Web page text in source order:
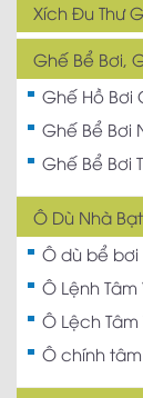
Xích Đu Thư
Ghế Bể Bơi,
Ghế Hồ Bơi
Ghế Bể Bơi
Ghế Bể Bơi
Ô Dù Nhà Bạt
Ô dù bể bơi
Ô Lệnh Tâm
Ô Lệch Tâm
Ô chính tâm